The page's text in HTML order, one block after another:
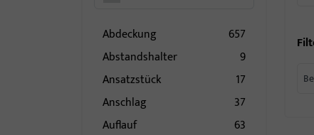
Abdeckung
657
Abstandshalter
9
Ansatzstück
17
Anschlag
37
Auflauf
63